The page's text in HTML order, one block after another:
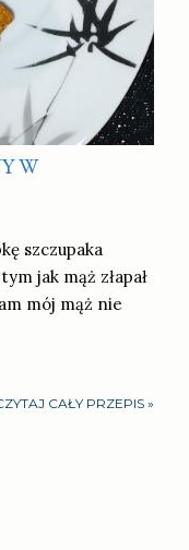
W
szczupaka
jak mąż złapał
mój mąż nie
CAŁY PRZEPIS »